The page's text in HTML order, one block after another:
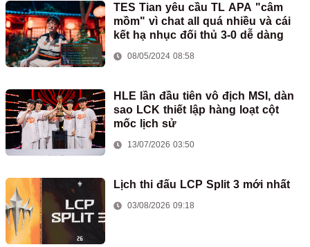
TES Tian yêu cầu TL APA "câm
mồm" vì chat all quá nhiều và cái
kết hạ nhục đối thủ 3-0 dễ dàng
08/05/2024 08:58
HLE lần đầu tiên vô địch MSI, dàn
sao LCK thiết lập hàng loạt cột
mốc lịch sử
13/07/2026 03:50
Lịch thi đấu LCP Split 3 mới nhất
03/08/2026 09:18